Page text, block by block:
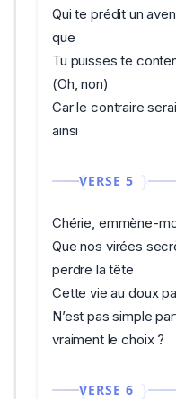
Qui te prédit un
que
Tu puisses te
(Oh, non)
Car le contraire
ainsi
VERSE 5
Chérie, emmène-
Que nos virées
perdre la tête
Cette vie au doux
N’est pas simple
vraiment le choix ?
VERSE 6